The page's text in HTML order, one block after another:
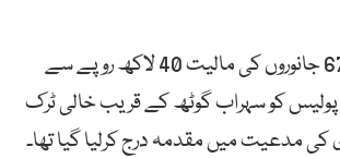
ان کا کہنا تھا کہ 67 جانوروں کی مالیت 40 لاکھ روپے سے
پولیس کو سہراب گوٹھ کے قریب خالی ٹرک
کی مدعیت میں مقدمہ درج کرلیا گیا تھا۔